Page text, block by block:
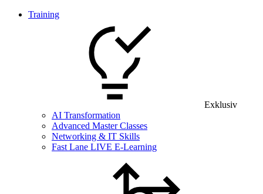
Training
Exklusiv
AI Transformation
Advanced Master Classes
Networking & IT Skills
Fast Lane LIVE E-Learning